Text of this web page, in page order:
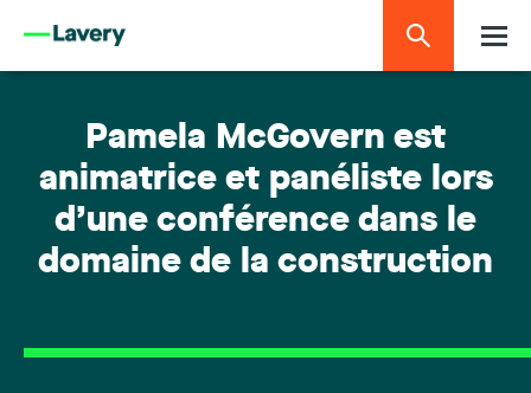
Pamela McGovern est
animatrice et panéliste lors
d’une conférence dans le
domaine de la construction